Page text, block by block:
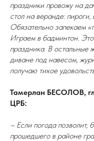
праздники провожу на
стол на веранде:
Обязательно запекаем
Играем в бадминтон.
праздника. В остальные
диване под навесом,
получаю тихое
Тамерлан БЕСОЛОВ,
ЦРБ:
– Если погода позволит,
прошедшего в районе